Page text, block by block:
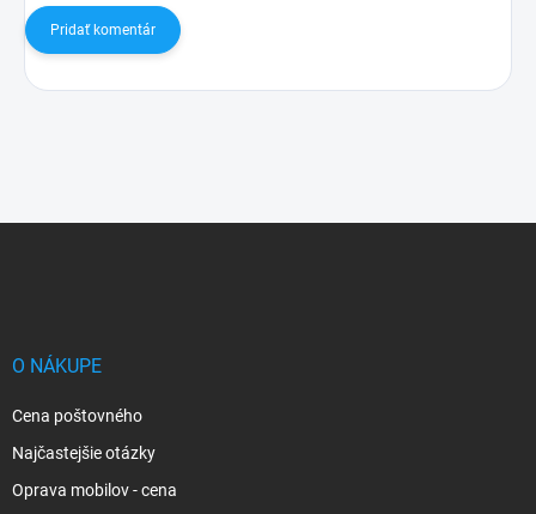
Pridať komentár
O NÁKUPE
Cena poštovného
Najčastejšie otázky
Oprava mobilov - cena